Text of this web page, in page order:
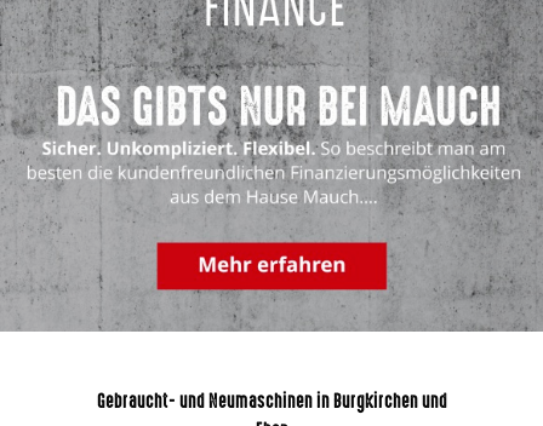
Gebraucht- und Neumaschinen in Burgkirchen und